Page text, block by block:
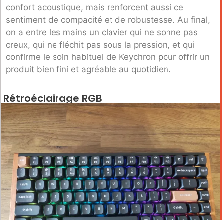
confort acoustique, mais renforcent aussi ce
sentiment de compacité et de robustesse. Au final,
on a entre les mains un clavier qui ne sonne pas
creux, qui ne fléchit pas sous la pression, et qui
confirme le soin habituel de Keychron pour offrir un
produit bien fini et agréable au quotidien.
Rétroéclairage RGB